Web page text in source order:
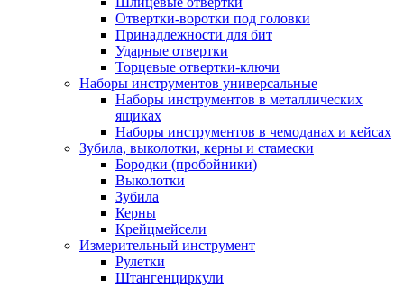
Отвертки-воротки под головки
Принадлежности для бит
Ударные отвертки
Торцевые отвертки-ключи
Наборы инструментов универсальные
Наборы инструментов в металлических
ящиках
Наборы инструментов в чемоданах и кейсах
Зубила, выколотки, керны и стамески
Бородки (пробойники)
Выколотки
Зубила
Керны
Крейцмейсели
Измерительный инструмент
Рулетки
Штангенциркули